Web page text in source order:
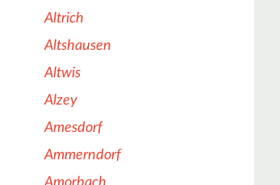
Altrich
Altshausen
Altwis
Alzey
Amesdorf
Ammerndorf